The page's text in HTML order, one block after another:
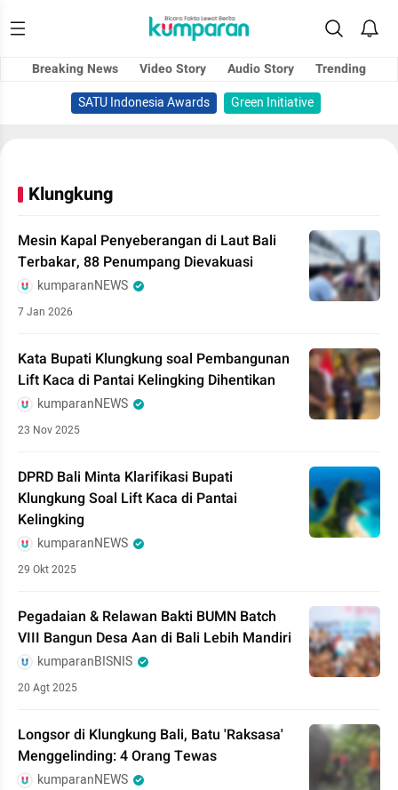
Breaking News Video Story Audio Story
Trending
SATU Indonesia Awards
Green Initiative
Klungkung
Mesin Kapal Penyeberangan di Laut Bali
Terbakar, 88 Penumpang Dievakuasi
kumparanNEWS
7 Jan 2026
Kata Bupati Klungkung soal Pembangunan
Lift Kaca di Pantai Kelingking Dihentikan
kumparanNEWS
23 Nov 2025
DPRD Bali Minta Klarifikasi Bupati
Klungkung Soal Lift Kaca di Pantai
Kelingking
kumparanNEWS
29 Okt 2025
Pegadaian & Relawan Bakti BUMN Batch
VIII Bangun Desa Aan di Bali Lebih Mandiri
kumparanBISNIS
20 Agt 2025
Longsor di Klungkung Bali, Batu 'Raksasa'
Menggelinding: 4 Orang Tewas
kumparanNEWS